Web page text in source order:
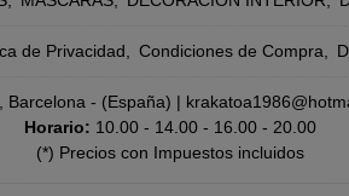
de Privacidad Condiciones de Compra
Barcelona - (España) |
Horario: 10.00 - 14.00 - 16.00 - 20.00
(*) Precios con Impuestos incluidos